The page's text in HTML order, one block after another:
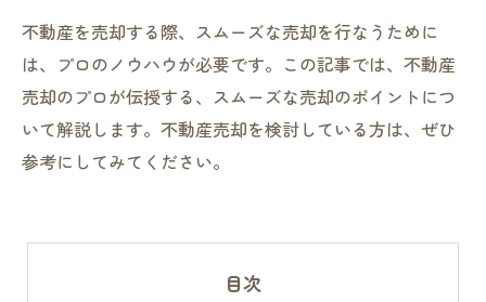
不動産を売却する際、スムーズな売却を行なうために
は、プロのノウハウが必要です。この記事では、不動産
売却のプロが伝授する、スムーズな売却のポイントにつ
いて解説します。不動産売却を検討している方は、ぜひ
参考にしてみてください。
目次